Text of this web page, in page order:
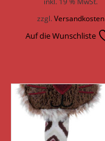
zzgl.Versandkosten
Auf die Wunschliste